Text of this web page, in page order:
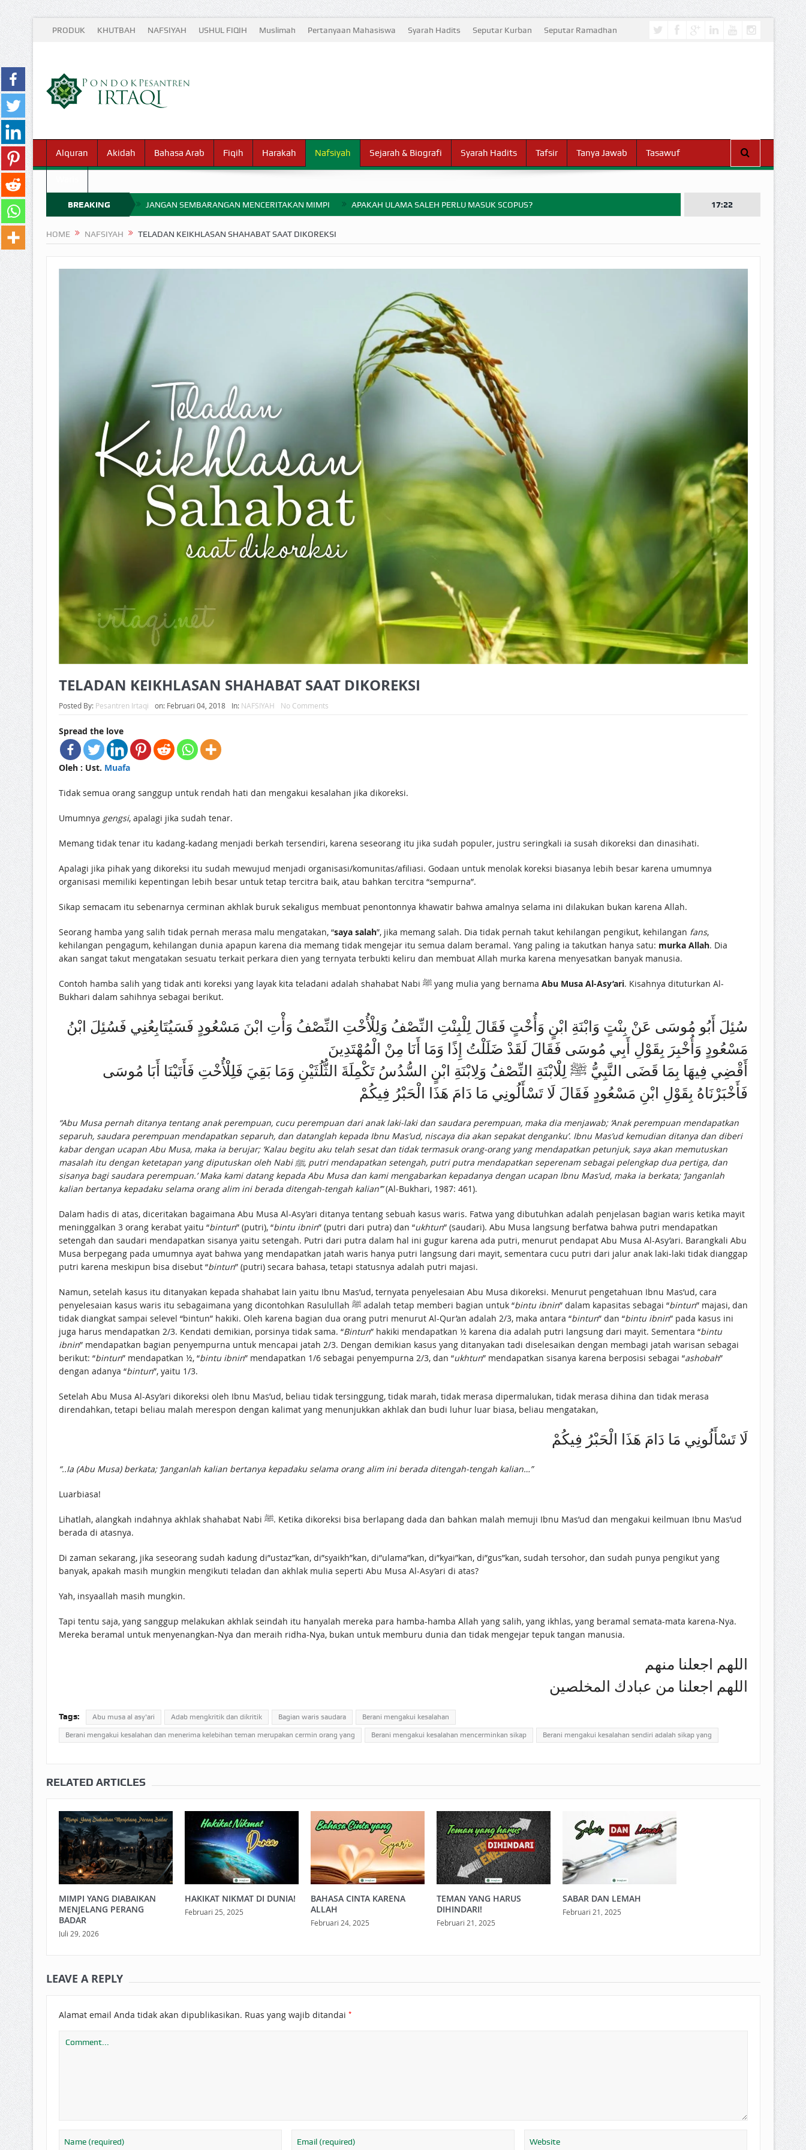
PRODUK KHUTBAH NAFSIYAH USHUL FIQIH Muslimah Pertanyaan Mahasiswa Syarah Hadits Seputar Kurban Seputar Ramadhan
Alquran Akidah Bahasa Arab Fiqih Harakah Nafsiyah Sejarah & Biografi Syarah Hadits Tafsir Tanya Jawab Tasawuf
BREAKING
NEWS
JANGAN SEMBARANGAN MENCERITAKAN MIMPI APAKAH ULAMA SALEH PERLU MASUK SCOPUS?
ISTIDLAL BATIL VS ISTIDLAL SYAR’I BAHASA CINTA KARENA ALLAH HUKUM MEMBAYAR ZAKAT DENGAN CARA MENGANGSUR
17:22
HOME NAFSIYAH TELADAN KEIKHLASAN SHAHABAT SAAT DIKOREKSI
TELADAN KEIKHLASAN SHAHABAT SAAT DIKOREKSI
Posted By: Pesantren Irtaqi on: Februari 04, 2018 In: NAFSIYAH No Comments
Spread the love
Oleh : Ust. Muafa
Tidak semua orang sanggup untuk rendah hati dan mengakui kesalahan jika dikoreksi.
Umumnya gengsi, apalagi jika sudah tenar.
Memang tidak tenar itu kadang-kadang menjadi berkah tersendiri, karena seseorang itu jika sudah populer, justru seringkali ia susah dikoreksi dan dinasihati.
Apalagi jika pihak yang dikoreksi itu sudah mewujud menjadi organisasi/komunitas/afiliasi. Godaan untuk menolak koreksi biasanya lebih besar karena umumnya
organisasi memiliki kepentingan lebih besar untuk tetap tercitra baik, atau bahkan tercitra “sempurna”.
Sikap semacam itu sebenarnya cerminan akhlak buruk sekaligus membuat penontonnya khawatir bahwa amalnya selama ini dilakukan bukan karena Allah.
Seorang hamba yang salih tidak pernah merasa malu mengatakan, “saya salah”, jika memang salah. Dia tidak pernah takut kehilangan pengikut, kehilangan fans,
kehilangan pengagum, kehilangan dunia apapun karena dia memang tidak mengejar itu semua dalam beramal. Yang paling ia takutkan hanya satu: murka Allah. Dia
akan sangat takut mengatakan sesuatu terkait perkara dien yang ternyata terbukti keliru dan membuat Allah murka karena menyesatkan banyak manusia.
Contoh hamba salih yang tidak anti koreksi yang layak kita teladani adalah shahabat Nabi ﷺ yang mulia yang bernama Abu Musa Al-Asy’ari. Kisahnya dituturkan Al-
Bukhari dalam sahihnya sebagai berikut.
سُئِلَ أَبُو مُوسَى عَنْ بِنْتٍ وَابْنَةِ ابْنٍ وَأُخْتٍ فَقَالَ لِلْبِنْتِ النِّصْفُ وَلِلْأُخْتِ النِّصْفُ وَأْتِ ابْنَ مَسْعُودٍ فَسَيُتَابِعُنِي فَسُئِلَ ابْنُ
مَسْعُودٍ وَأُخْبِرَ بِقَوْلِ أَبِي مُوسَى فَقَالَ لَقَدْ ضَلَلْتُ إِذًا وَمَا أَنَا مِنْ الْمُهْتَدِينَ
أَقْضِي فِيهَا بِمَا قَضَى النَّبِيُّ ﷺ لِلْابْنَةِ النِّصْفُ وَلِابْنَةِ ابْنٍ السُّدُسُ تَكْمِلَةَ الثُّلُثَيْنِ وَمَا بَقِيَ فَلِلْأُخْتِ فَأَتَيْنَا أَبَا مُوسَى
فَأَخْبَرْنَاهُ بِقَوْلِ ابْنِ مَسْعُودٍ فَقَالَ لَا تَسْأَلُونِي مَا دَامَ هَذَا الْحَبْرُ فِيكُمْ
“Abu Musa pernah ditanya tentang anak perempuan, cucu perempuan dari anak laki-laki dan saudara perempuan, maka dia menjawab; ‘Anak perempuan mendapatkan
separuh, saudara perempuan mendapatkan separuh, dan datanglah kepada Ibnu Mas’ud, niscaya dia akan sepakat denganku’. Ibnu Mas’ud kemudian ditanya dan diberi
kabar dengan ucapan Abu Musa, maka ia berujar; ‘Kalau begitu aku telah sesat dan tidak termasuk orang-orang yang mendapatkan petunjuk, saya akan memutuskan
masalah itu dengan ketetapan yang diputuskan oleh Nabi ﷺ, putri mendapatkan setengah, putri putra mendapatkan seperenam sebagai pelengkap dua pertiga, dan
sisanya bagi saudara perempuan.’ Maka kami datang kepada Abu Musa dan kami mengabarkan kepadanya dengan ucapan Ibnu Mas’ud, maka ia berkata; ‘Janganlah
kalian bertanya kepadaku selama orang alim ini berada ditengah-tengah kalian’”(Al-Bukhari, 1987: 461).
Dalam hadis di atas, diceritakan bagaimana Abu Musa Al-Asy’ari ditanya tentang sebuah kasus waris. Fatwa yang dibutuhkan adalah penjelasan bagian waris ketika mayit
meninggalkan 3 orang kerabat yaitu “bintun” (putri), “bintu ibnin” (putri dari putra) dan “ukhtun” (saudari). Abu Musa langsung berfatwa bahwa putri mendapatkan
setengah dan saudari mendapatkan sisanya yaitu setengah. Putri dari putra dalam hal ini gugur karena ada putri, menurut pendapat Abu Musa Al-Asy’ari. Barangkali Abu
Musa berpegang pada umumnya ayat bahwa yang mendapatkan jatah waris hanya putri langsung dari mayit, sementara cucu putri dari jalur anak laki-laki tidak dianggap
putri karena meskipun bisa disebut “bintun” (putri) secara bahasa, tetapi statusnya adalah putri majasi.
Namun, setelah kasus itu ditanyakan kepada shahabat lain yaitu Ibnu Mas’ud, ternyata penyelesaian Abu Musa dikoreksi. Menurut pengetahuan Ibnu Mas’ud, cara
penyelesaian kasus waris itu sebagaimana yang dicontohkan Rasulullah ﷺ adalah tetap memberi bagian untuk “bintu ibnin” dalam kapasitas sebagai “bintun” majasi, dan
tidak diangkat sampai selevel “bintun” hakiki. Oleh karena bagian dua orang putri menurut Al-Qur’an adalah 2/3, maka antara “bintun” dan “bintu ibnin” pada kasus ini
juga harus mendapatkan 2/3. Kendati demikian, porsinya tidak sama. “Bintun” hakiki mendapatkan ½ karena dia adalah putri langsung dari mayit. Sementara “bintu
ibnin” mendapatkan bagian penyempurna untuk mencapai jatah 2/3. Dengan demikian kasus yang ditanyakan tadi diselesaikan dengan membagi jatah warisan sebagai
berikut: “bintun” mendapatkan ½, “bintu ibnin” mendapatkan 1/6 sebagai penyempurna 2/3, dan “ukhtun” mendapatkan sisanya karena berposisi sebagai “ashobah”
dengan adanya “bintun”, yaitu 1/3.
Setelah Abu Musa Al-Asy’ari dikoreksi oleh Ibnu Mas’ud, beliau tidak tersinggung, tidak marah, tidak merasa dipermalukan, tidak merasa dihina dan tidak merasa
direndahkan, tetapi beliau malah merespon dengan kalimat yang menunjukkan akhlak dan budi luhur luar biasa, beliau mengatakan,
لَا تَسْأَلُونِي مَا دَامَ هَذَا الْحَبْرُ فِيكُمْ
“..Ia (Abu Musa) berkata; ‘Janganlah kalian bertanya kepadaku selama orang alim ini berada ditengah-tengah kalian…”
Luarbiasa!
Lihatlah, alangkah indahnya akhlak shahabat Nabi ﷺ. Ketika dikoreksi bisa berlapang dada dan bahkan malah memuji Ibnu Mas’ud dan mengakui keilmuan Ibnu Mas’ud
berada di atasnya.
Di zaman sekarang, jika seseorang sudah kadung di”ustaz”kan, di”syaikh”kan, di”ulama”kan, di”kyai”kan, di”gus”kan, sudah tersohor, dan sudah punya pengikut yang
banyak, apakah masih mungkin mengikuti teladan dan akhlak mulia seperti Abu Musa Al-Asy’ari di atas?
Yah, insyaallah masih mungkin.
Tapi tentu saja, yang sanggup melakukan akhlak seindah itu hanyalah mereka para hamba-hamba Allah yang salih, yang ikhlas, yang beramal semata-mata karena-Nya.
Mereka beramal untuk menyenangkan-Nya dan meraih ridha-Nya, bukan untuk memburu dunia dan tidak mengejar tepuk tangan manusia.
اللهم اجعلنا منهم
اللهم اجعلنا من عبادك المخلصين
Tags: Abu musa al asy'ari Adab mengkritik dan dikritik Bagian waris saudara Berani mengakui kesalahan
Berani mengakui kesalahan dan menerima kelebihan teman merupakan cermin orang yang Berani mengakui kesalahan mencerminkan sikap Berani mengakui kesalahan sendiri adalah sikap yang
RELATED ARTICLES
MIMPI YANG DIABAIKAN
MENJELANG PERANG
BADAR
Juli 29, 2026
HAKIKAT NIKMAT DI DUNIA!
Februari 25, 2025
BAHASA CINTA KARENA
ALLAH
Februari 24, 2025
TEMAN YANG HARUS
DIHINDARI!
Februari 21, 2025
SABAR DAN LEMAH
Februari 21, 2025
LEAVE A REPLY
Alamat email Anda tidak akan dipublikasikan. Ruas yang wajib ditandai *